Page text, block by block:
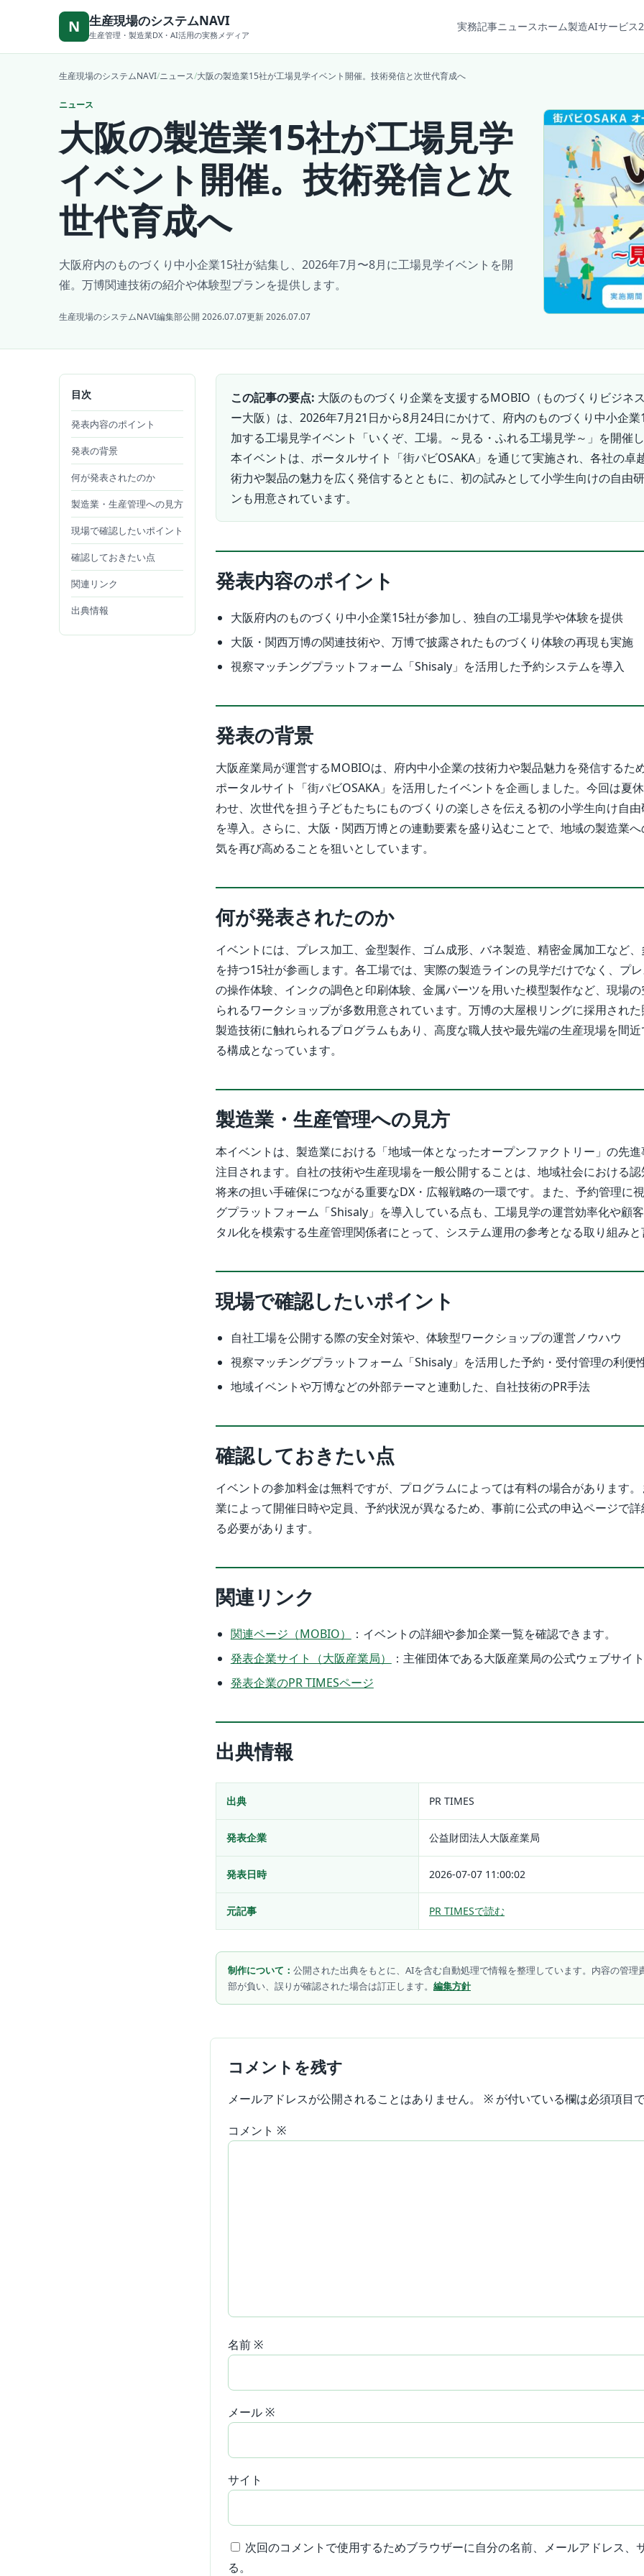
N 生産現場のシステムNAVI
生産管理・製造業DX・AI活用の実務メディア
実務記事ニュースホーム製造AIサービス
生産現場のシステムNAVI/ニュース/大阪の製造業15社が工場見学イベント開催。技術発信と次世代育成へ
ニュース
大阪の製造業15社が工場見学
イベント開催。技術発信と次
世代育成へ
大阪府内のものづくり中小企業15社が結集し、2026年7月〜8月に工場見学イベントを開
催。万博関連技術の紹介や体験型プランを提供します。
生産現場のシステムNAVI編集部公開 2026.07.07更新 2026.07.07
目次
発表内容のポイント
発表の背景
何が発表されたのか
製造業・生産管理への見方
現場で確認したいポイント
確認しておきたい点
関連リンク
出典情報
この記事の要点: 大阪のものづくり企業を支援するMOBIO（ものづくりビジネ
ー大阪）は、2026年7月21日から8月24日にかけて、府内のものづくり中小企
加する工場見学イベント「いくぞ、工場。～見る・ふれる工場見学～」を開催
本イベントは、ポータルサイト「街パビOSAKA」を通じて実施され、各社の卓
術力や製品の魅力を広く発信するとともに、初の試みとして小学生向けの自由
ンも用意されています。
発表内容のポイント
大阪府内のものづくり中小企業15社が参加し、独自の工場見学や体験を提供
大阪・関西万博の関連技術や、万博で披露されたものづくり体験の再現も実施
視察マッチングプラットフォーム「Shisaly」を活用した予約システムを導入
発表の背景
大阪産業局が運営するMOBIOは、府内中小企業の技術力や製品魅力を発信するた
ポータルサイト「街パビOSAKA」を活用したイベントを企画しました。今回は夏
わせ、次世代を担う子どもたちにものづくりの楽しさを伝える初の小学生向け自
を導入。さらに、大阪・関西万博との連動要素を盛り込むことで、地域の製造業
気を再び高めることを狙いとしています。
何が発表されたのか
イベントには、プレス加工、金型製作、ゴム成形、バネ製造、精密金属加工など
を持つ15社が参画します。各工場では、実際の製造ラインの見学だけでなく、プ
の操作体験、インクの調色と印刷体験、金属パーツを用いた模型製作など、現場
られるワークショップが多数用意されています。万博の大屋根リングに採用され
製造技術に触れられるプログラムもあり、高度な職人技や最先端の生産現場を間
る構成となっています。
製造業・生産管理への見方
本イベントは、製造業における「地域一体となったオープンファクトリー」の先
注目されます。自社の技術や生産現場を一般公開することは、地域社会における
将来の担い手確保につながる重要なDX・広報戦略の一環です。また、予約管理に
グプラットフォーム「Shisaly」を導入している点も、工場見学の運営効率化や顧
タル化を模索する生産管理関係者にとって、システム運用の参考となる取り組み
現場で確認したいポイント
自社工場を公開する際の安全対策や、体験型ワークショップの運営ノウハウ
視察マッチングプラットフォーム「Shisaly」を活用した予約・受付管理の利便
地域イベントや万博などの外部テーマと連動した、自社技術のPR手法
確認しておきたい点
イベントの参加料金は無料ですが、プログラムによっては有料の場合があります
業によって開催日時や定員、予約状況が異なるため、事前に公式の申込ページで
る必要があります。
関連リンク
関連ページ（MOBIO）
：イベントの詳細や参加企業一覧を確認できます。
発表企業サイト（大阪産業局）
：主催団体である大阪産業局の公式ウェブサイ
発表企業のPR TIMESページ
出典情報
出典 PR TIMES
発表企業 公益財団法人大阪産業局
発表日時 2026-07-07 11:00:02
元記事 PR TIMESで読む
制作について： 公開された出典をもとに、AIを含む自動処理で情報を整理しています。内容の管理
部が負い、誤りが確認された場合は訂正します。 編集方針
コメントを残す
メールアドレスが公開されることはありません。 ※ が付いている欄は必須項目
コメント ※
名前 ※
メール ※
サイト
次回のコメントで使用するためブラウザーに自分の名前、メールアドレス、
る。